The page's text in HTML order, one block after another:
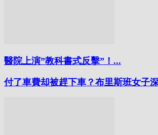
醫院上演”教科書式反擊”！...
付了車費却被趕下車？布里斯班女子